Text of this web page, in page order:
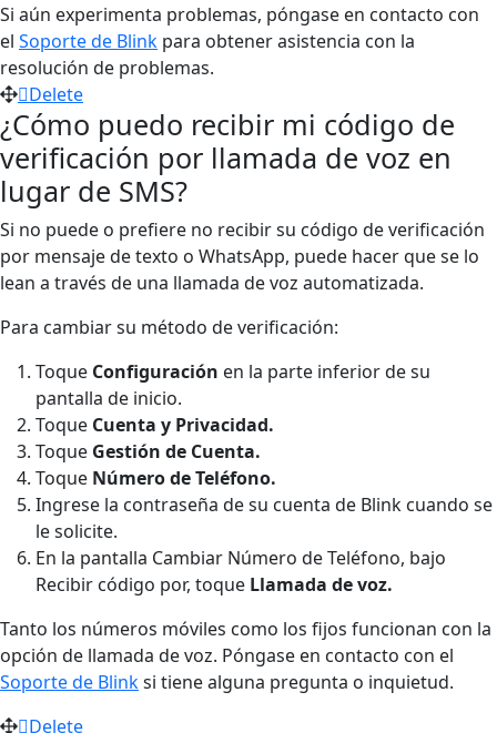
Si aún experimenta problemas, póngase en contacto con
el Soporte de Blink para obtener asistencia con la
resolución de problemas.
Delete
¿Cómo puedo recibir mi código de
verificación por llamada de voz en
lugar de SMS?
Si no puede o prefiere no recibir su código de verificación
por mensaje de texto o WhatsApp, puede hacer que se lo
lean a través de una llamada de voz automatizada.
Para cambiar su método de verificación:
Toque Configuración en la parte inferior de su
pantalla de inicio.
Toque Cuenta y Privacidad.
Toque Gestión de Cuenta.
Toque Número de Teléfono.
Ingrese la contraseña de su cuenta de Blink cuando se
le solicite.
En la pantalla Cambiar Número de Teléfono, bajo
Recibir código por, toque Llamada de voz.
Tanto los números móviles como los fijos funcionan con la
opción de llamada de voz. Póngase en contacto con el
Soporte de Blinksi tiene alguna pregunta o inquietud.
Delete